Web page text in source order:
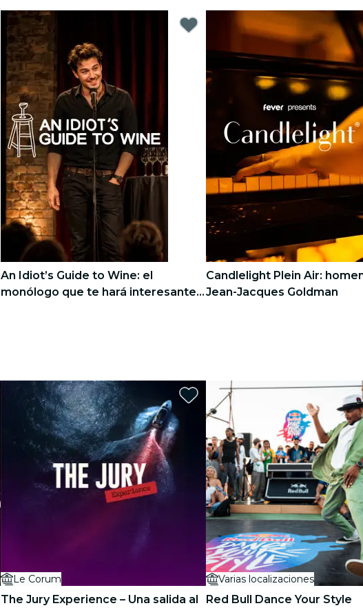
An Idiot’s Guide to Wine: el
monólogo que te hará interesante
Candlelight Plein Air:
Jean-Jacques Goldman
Le Corum
The Jury Experience – Una salida al
Varias localizaciones
Red Bull Dance Your Style